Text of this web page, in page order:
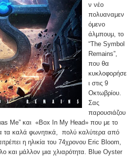
ν νέο
πολυαναμεν
όμενο
άλμπουμ, το
“The Symbol
Remains”,
που θα
κυκλοφορήσε
ι στις 9
Οκτωβρίου.
Σας
παρουσιάζου
Me” και «Box In My Head» που με το
τα καλά φωνητικά, πολύ καλύτερα από
η ηλικία του 74χρονου Eric Bloom,
και μάλλον μια χλιαρότητα. Blue Oyster